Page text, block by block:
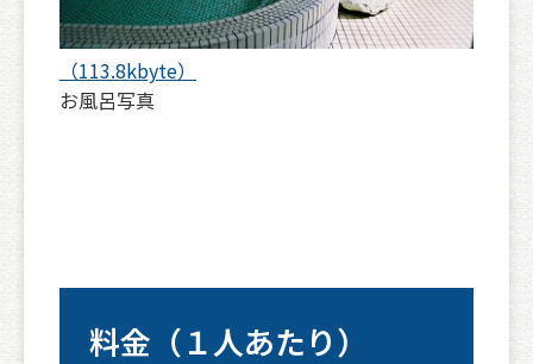
（113.8kbyte）
お風呂写真
料金（１人あたり）